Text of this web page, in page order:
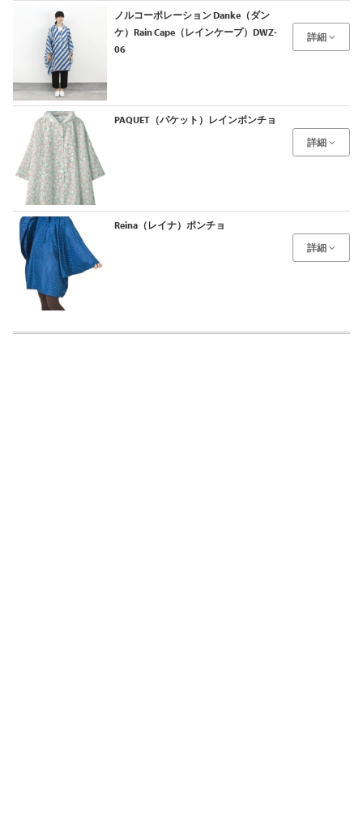
ノルコーポレーション Danke（ダン
ケ）Rain Cape（レインケープ）DWZ-
06
詳細
PAQUET（パケット）レインポンチョ
詳細
Reina（レイナ）ポンチョ
詳細